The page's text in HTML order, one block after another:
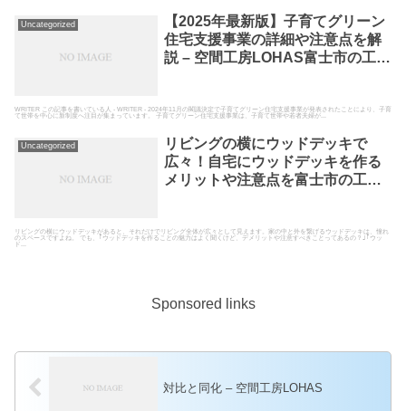
Uncategorized
【2025年最新版】子育てグリーン
住宅支援事業の詳細や注意点を解
説 – 空間工房LOHAS富士市の工務
WRITER この記事を書いている人 - WRITER - 2024年11月の閣議決定で子育てグリーン住宅支援事業が発表されたことにより、子育
て世帯を中心に新制度へ注目が集まっています。 子育てグリーン住宅支援事業は、子育て世帯や若者夫婦が...
Uncategorized
リビングの横にウッドデッキで
広々！自宅にウッドデッキを作る
メリットや注意点を富士市の工務
リビングの横にウッドデッキがあると、それだけでリビング全体が広々として見えます。家の中と外を繋げるウッドデッキは、憧れ
のスペースですよね。 でも、｢ウッドデッキを作ることの魅力はよく聞くけど、デメリットや注意すべきことってあるの？｣｢ウッ
ド...
Sponsored links
対比と同化 – 空間工房LOHAS